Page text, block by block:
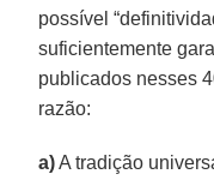
possível
suficientemente
publicados nesses
razão:
a)A tradição